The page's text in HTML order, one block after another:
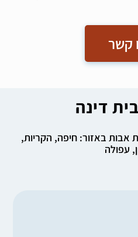
קשר
דינה
אבות באזור: חיפה, הקריות,
עפולה